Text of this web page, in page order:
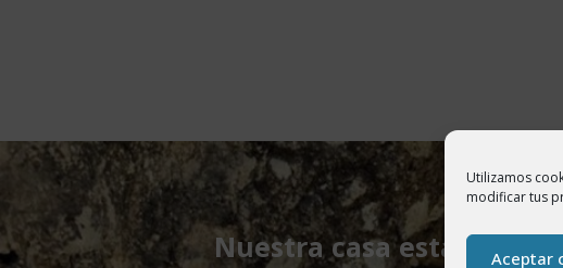
Utilizamos
modificar tus
Aceptar
Nuestra casa está a 150